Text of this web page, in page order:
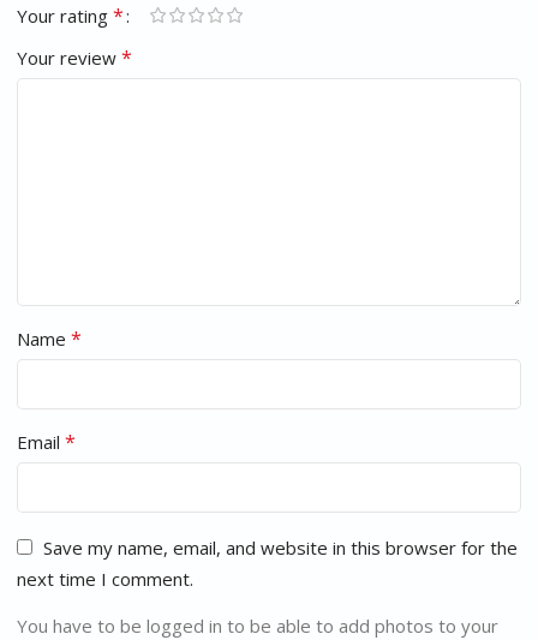
Your rating *
Your review *
Name *
Email *
Save my name, email, and website in this browser for the
next time I comment.
You have to be logged in to be able to add photos to your